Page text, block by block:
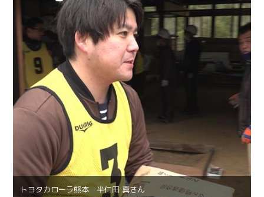
トヨタカローラ熊本 半仁田 真さん